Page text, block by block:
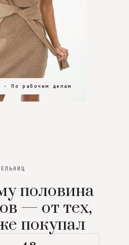
· По рабочим делам
· В зал
· На особенный вечер
половина
— от тех,
покупал